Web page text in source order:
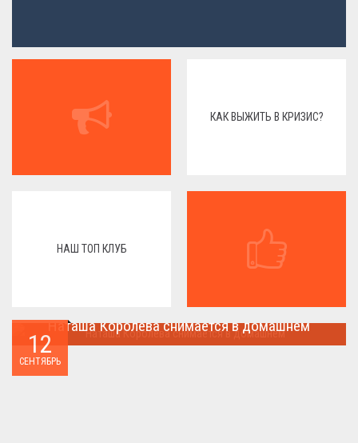
КАК ВЫЖИТЬ В КРИЗИС?
НАШ ТОП КЛУБ
12
СЕНТЯБРЬ
Наташа Королева снимается в домашнем